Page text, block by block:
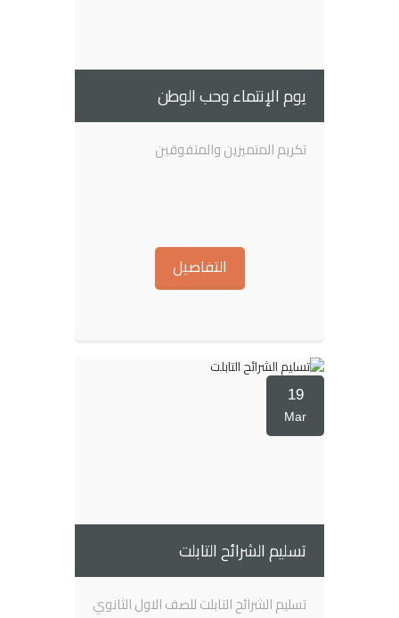
يوم الإنتماء وحب الوطن
تكريم المتميزين والمتفوقين
التفاصيل
19
Mar
تسليم الشرائح التابلت
تسليم الشرائح التابلت للصف الاول الثانوي